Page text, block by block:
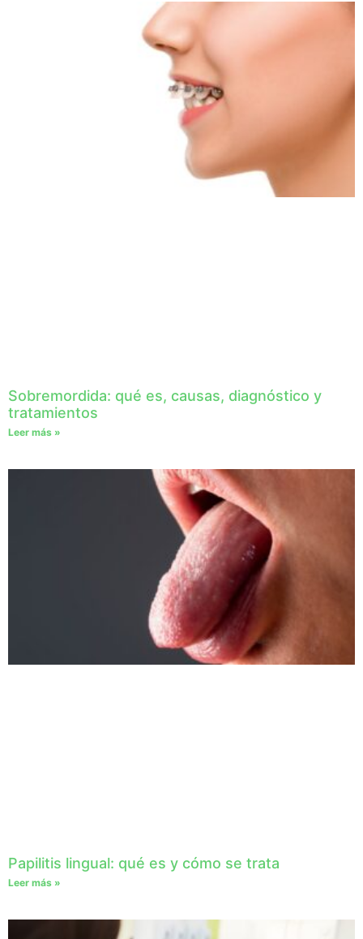
Sobremordida: qué es, causas, diagnóstico y
tratamientos
Leer más »
Papilitis lingual: qué es y cómo se trata
Leer más »